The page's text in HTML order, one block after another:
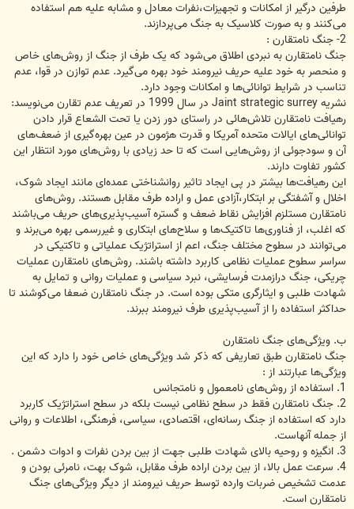
طرفین درگیر از امکانات و تجهیزات،‌نفرات معادل و مشابه علیه هم استفاده
می‌کنند و به صورت کلاسیک به جنگ می‌پردازند.
2- جنگ نامتقارن :
جنگ نامتقارن به نبردی اطلاق می‌شود که یک طرف از جنگ از روش‌های خاص
و منحصر به خود علیه حریف نیرومند خود بهره می‌گیرد. عدم توازن در قوا، عدم
تناسب در شرایط توانائی‌ها و امکانات وجود دارد.
نشریه Jaint strategic surrey در سال 1999 در تعریف عدم تقارن می‌نویسد:
رهیافت نامتقارن تلاش‌هائی در راستای دور زدن یا تحت الشعاع قرار دادن
توانائی‌های ایالات متحده آمریکا و قدرت هژمون در عین بهره‌گیری از ضعف‌های
آن و سودجوئی از روش‌هایی است که تا حد زیادی با روش‌های مورد انتظار این
کشور تفاوت دارند.
این رهیافت‌ها بیشتر در پی ایجاد تاثیر روانشناختی عمده‌ای مانند ایجاد شوک،
اخلال و آشفتگی بر ابتکار،آزادی عمل و اراده طرف مقابل هستند. روش‌های
نامتقارن مستلزم افزایش نقاط ضعف و گستره آسیب‌پذیری‌های حریف می‌باشند
که اغلب، از فناوری‌ها تاکتیک‌ها و سلاح‌های ابتکاری و غیررسمی بهره‌ می‌برند و
می‌توانند در سطوح مختلف جنگ، اعم از استراتژیک عملیاتی و تاکتیکی در
سراسر سطوح عملیات نظامی کاربرد داشته باشند. روش‌های نامتقارن عملیات
چریکی، جنگ درازمدت فرسایشی، نبرد سیاسی و عملیات روانی و تمایل به
شهادت طلبی و ایثارگری متکی بوده است. در جنگ نامتقارن ضعفا می‌کوشند تا
حداکثر استفاده را از آسیب‌پذیری طرف نیرومند ببرند.
ب. ویژگی‌های جنگ نامتقارن
جنگ نامتقارن طبق تعاریفی که ذکر شد ویژگی‌های خاص خود را دارد که این
ویژگی‌ها عبارتند از :
1. استفاده از روش‌های نامعمول و نامتجانس
2. جنگ نامتقارن فقط در سطح نظامی نیست بلکه در سطح استراتژیک کاربرد
دارد که استفاده از جنگ رسانه‌ای، اقتصادی، سیاسی، فرهنگی، اطلاعات و روانی
از جمله آنهاست.
3. انگیزه و روحیه بالای شهادت طلبی جهت از بین بردن نفرات و ادوات دشمن .
4. سرعت عمل بالا، از بین بردن اراده طرف مقابل، شوک بهت، نامرئی بودن و
عدمت تشخیص ضربات وارده توسط حریف نیرومند از دیگر ویژگی‌های جنگ
نامتقارن است.